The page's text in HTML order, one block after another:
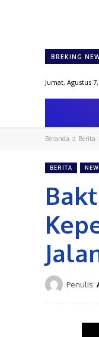
BREKING
Jumat, Agustus
Beranda Berita
BERITA
Penulis: